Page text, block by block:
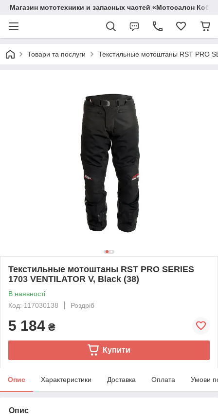
Магазин мототехники и запасных частей «Мотосалон
Товари та послуги Текстильные мотоштаны RST PRO
Текстильные мотоштаны RST PRO SERIES
1703 VENTILATOR V, Black (38)
В наявності
Код: 117030138
Роздріб
5 184 ₴
Купити
Опис Характеристики Доставка Оплата Умови
Опис